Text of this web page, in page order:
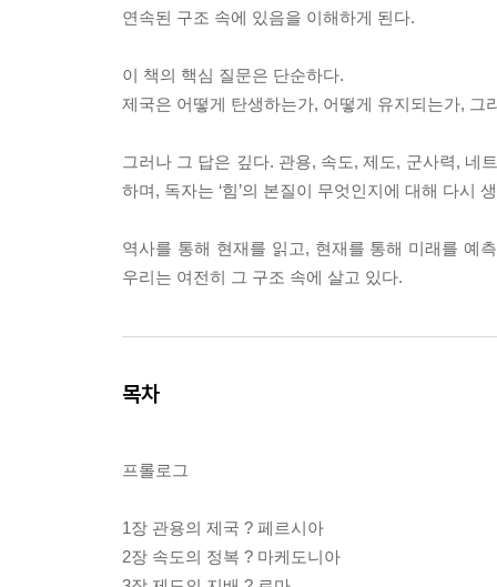
연속된 구조 속에 있음을 이해하게 된다.
이 책의 핵심 질문은 단순하다.
제국은 어떻게 탄생하는가, 어떻게 유지되는가, 그
그러나 그 답은 깊다. 관용, 속도, 제도, 군사력, 네
하며, 독자는 ‘힘’의 본질이 무엇인지에 대해 다시
역사를 통해 현재를 읽고, 현재를 통해 미래를 예
우리는 여전히 그 구조 속에 살고 있다.
목차
프롤로그
1장 관용의 제국 ? 페르시아
2장 속도의 정복 ? 마케도니아